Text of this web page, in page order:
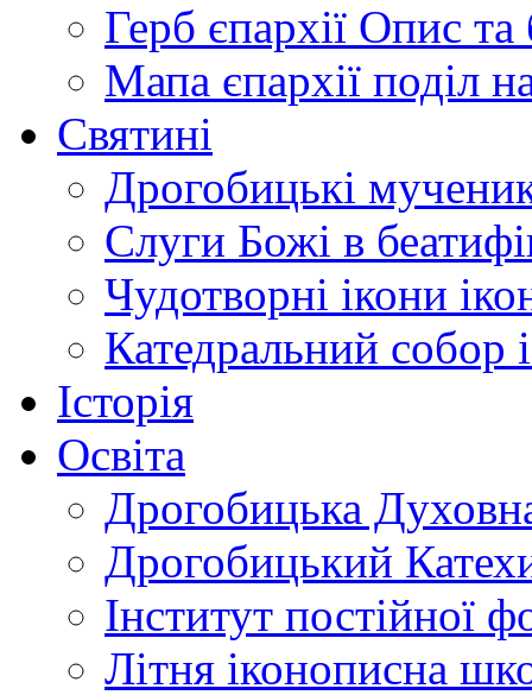
Герб єпархії Опис та
Мапа єпархії поділ
Святині
Дрогобицькі
Слуги Божі в
Чудотворні ікони
Катедральний собор
Історія
Освіта
Дрогобицька
Дрогобицький
Інститут постійної
Літня іконописна